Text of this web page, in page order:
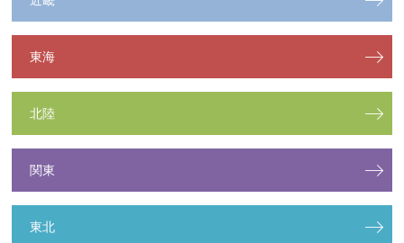
東海
北陸
関東
東北